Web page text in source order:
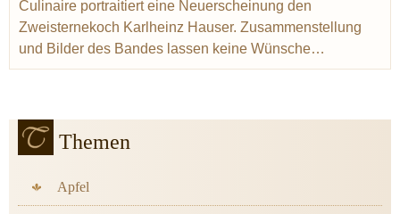
Culinaire portraitiert eine Neuerscheinung den
Zweisternekoch Karlheinz Hauser. Zusammenstellung
und Bilder des Bandes lassen keine Wünsche…
Themen
Apfel